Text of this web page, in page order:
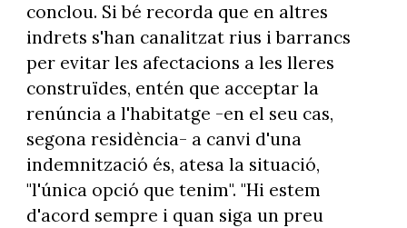
conclou. Si bé recorda que en altres
indrets s'han canalitzat rius i barrancs
per evitar les afectacions a les lleres
construïdes, entén que acceptar la
renúncia a l'habitatge -en el seu cas,
segona residència- a canvi d'una
indemnització és, atesa la situació,
"l'única opció que tenim". "Hi estem
d'acord sempre i quan siga un preu